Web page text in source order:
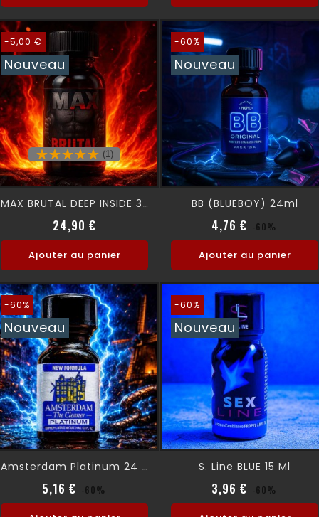
-5,00 €
Nouveau
(1)
MAX BRUTAL DEEP INSIDE 30 Ml
24,90 €
Ajouter au panier
-60%
Nouveau
BB (BLUEBOY) 24ml
4,76 € Prix normal
-60%
Ajouter au panier
-60%
Nouveau
Amsterdam Platinum 24 Ml
5,16 € Prix normal
-60%
-60%
Nouveau
S. Line BLUE 15 Ml
3,96 € Prix normal
-60%